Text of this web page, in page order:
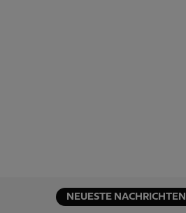
NEUESTE NACHRICHTEN